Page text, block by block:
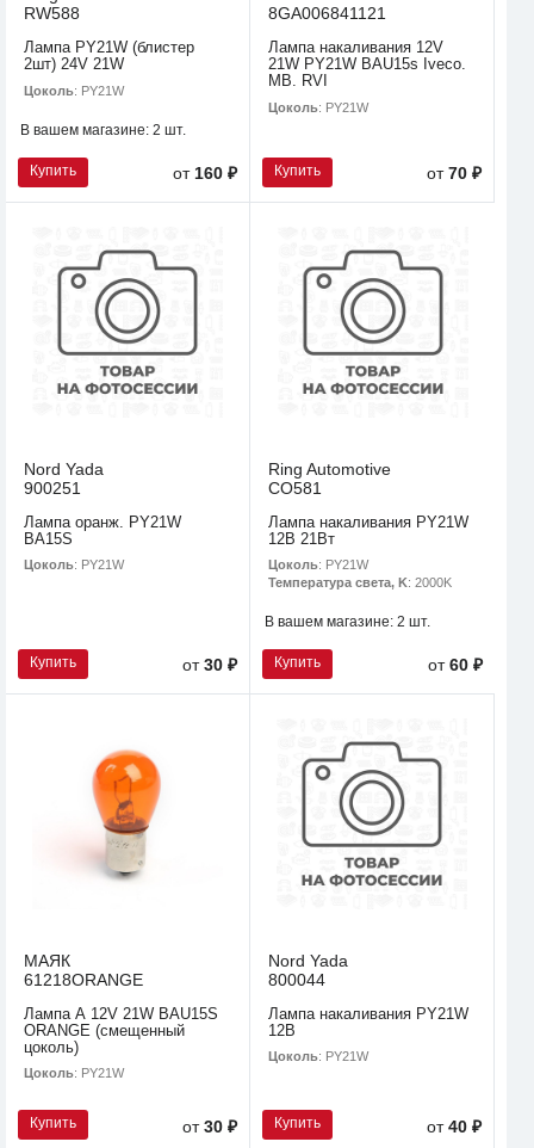
RW588
Лампа PY21W (блистер
2шт) 24V 21W
Цоколь: PY21W
В вашем магазине: 2 шт.
Купить от160 ₽
8GA006841121
Лампа накаливания 12V
21W PY21W BAU15s Iveco.
MB. RVI
Цоколь: PY21W
Купить от70 ₽
Nord Yada
900251
Лампа оранж. PY21W
BA15S
Цоколь: PY21W
Купить от30 ₽
Ring Automotive
CO581
Лампа накаливания PY21W
12В 21Вт
Цоколь: PY21W
Температура света, K: 2000K
В вашем магазине: 2 шт.
Купить от60 ₽
МАЯК
61218ORANGE
Лампа А 12V 21W BAU15S
ORANGE (смещенный
цоколь)
Цоколь: PY21W
Купить от30 ₽
Nord Yada
800044
Лампа накаливания PY21W
12В
Цоколь: PY21W
Купить от40 ₽